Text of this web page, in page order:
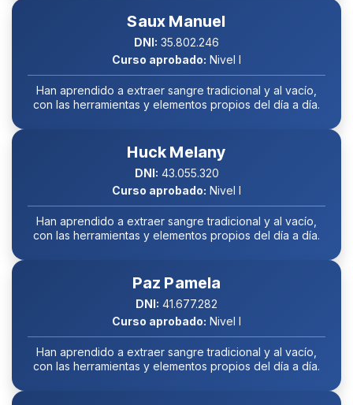
Saux Manuel
DNI: 35.802.246
Curso aprobado: Nivel I
Han aprendido a extraer sangre tradicional y al vacío,
con las herramientas y elementos propios del día a día.
Huck Melany
DNI: 43.055.320
Curso aprobado: Nivel I
Han aprendido a extraer sangre tradicional y al vacío,
con las herramientas y elementos propios del día a día.
Paz Pamela
DNI: 41.677.282
Curso aprobado: Nivel I
Han aprendido a extraer sangre tradicional y al vacío,
con las herramientas y elementos propios del día a día.